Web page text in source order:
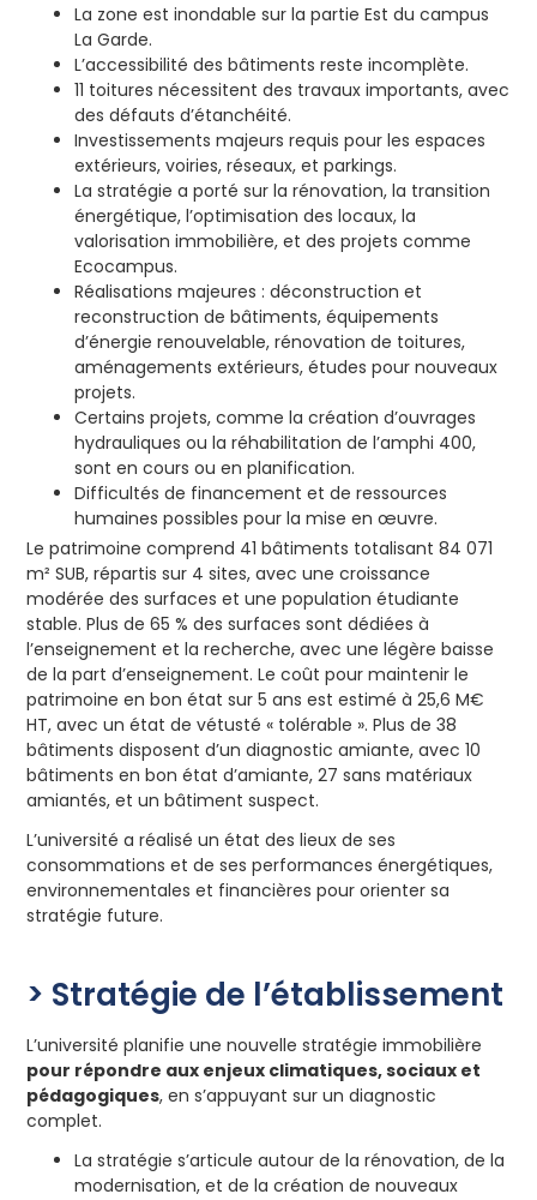
La zone est inondable sur la partie Est du campus
La Garde.
L’accessibilité des bâtiments reste incomplète.
11 toitures nécessitent des travaux importants, avec
des défauts d’étanchéité.
Investissements majeurs requis pour les espaces
extérieurs, voiries, réseaux, et parkings.
La stratégie a porté sur la rénovation, la transition
énergétique, l’optimisation des locaux, la
valorisation immobilière, et des projets comme
Ecocampus.
Réalisations majeures : déconstruction et
reconstruction de bâtiments, équipements
d’énergie renouvelable, rénovation de toitures,
aménagements extérieurs, études pour nouveaux
projets.
Certains projets, comme la création d’ouvrages
hydrauliques ou la réhabilitation de l’amphi 400,
sont en cours ou en planification.
Difficultés de financement et de ressources
humaines possibles pour la mise en œuvre.
Le patrimoine comprend 41 bâtiments totalisant 84 071
m² SUB, répartis sur 4 sites, avec une croissance
modérée des surfaces et une population étudiante
stable. Plus de 65 % des surfaces sont dédiées à
l’enseignement et la recherche, avec une légère baisse
de la part d’enseignement. ​Le coût pour maintenir le
patrimoine en bon état sur 5 ans est estimé à 25,6 M€
HT, avec un état de vétusté « tolérable ». Plus de 38
bâtiments disposent d’un diagnostic amiante, avec 10
bâtiments en bon état d’amiante, 27 sans matériaux
amiantés, et un bâtiment suspect. ​
L’université a réalisé un état des lieux de ses
consommations et de ses performances énergétiques,
environnementales et financières pour orienter sa
stratégie future.
> Stratégie de l’établissement
L’université planifie une nouvelle stratégie immobilière
pour répondre aux enjeux climatiques, sociaux et
pédagogiques, en s’appuyant sur un diagnostic
complet. ​
La stratégie s’articule autour de la rénovation, de la
modernisation, et de la création de nouveaux